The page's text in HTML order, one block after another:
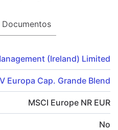
Documentos
(Ireland) Limited
Europa Cap. Grande Blend
MSCI Europe NR EUR
No